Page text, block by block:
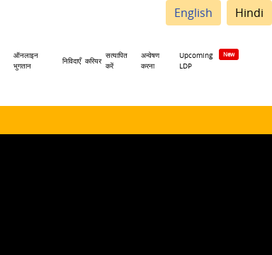
English Hindi
ऑनलाइन
भुगतान
निविदाएँ करियर
सत्यापित
करें
अन्वेषण
करना
Upcoming
LDP